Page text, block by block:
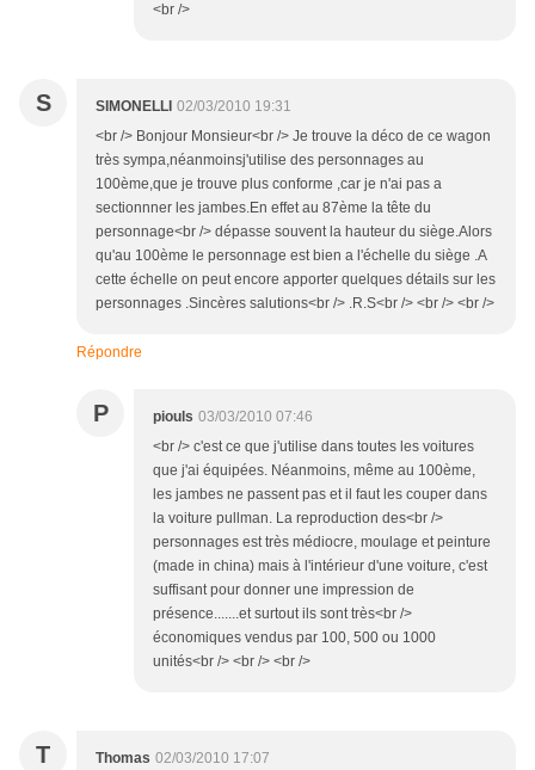
<br />
S SIMONELLI 02/03/2010 19:31
<br /> Bonjour Monsieur<br /> Je trouve la déco de ce wagon
très sympa,néanmoinsj'utilise des personnages au
100ème,que je trouve plus conforme ,car je n'ai pas a
sectionnner les jambes.En effet au 87ème la tête du
personnage<br /> dépasse souvent la hauteur du siège.Alors
qu'au 100ème le personnage est bien a l'échelle du siège .A
cette échelle on peut encore apporter quelques détails sur les
personnages .Sincères salutions<br /> .R.S<br /> <br /> <br />
Répondre
P piouls 03/03/2010 07:46
<br /> c'est ce que j'utilise dans toutes les voitures
que j'ai équipées. Néanmoins, même au 100ème,
les jambes ne passent pas et il faut les couper dans
la voiture pullman. La reproduction des<br />
personnages est très médiocre, moulage et peinture
(made in china) mais à l'intérieur d'une voiture, c'est
suffisant pour donner une impression de
présence.......et surtout ils sont très<br />
économiques vendus par 100, 500 ou 1000
unités<br /> <br /> <br />
T Thomas 02/03/2010 17:07